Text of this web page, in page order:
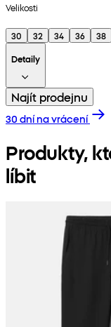
Velikosti
30 32 34 36 38
Detaily
Najít prodejnu
30 dní na vrácení
Produkty,
líbit